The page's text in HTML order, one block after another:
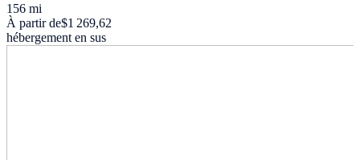
156 mi
À partir de$1 269,62
hébergement en sus